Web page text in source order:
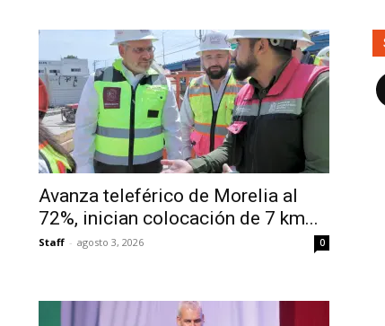
Avanza teleférico de Morelia al
72%, inician colocación de 7 km...
Staff - agosto 3, 2026 0